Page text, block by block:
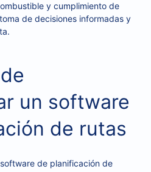
y cumplimiento de
de decisiones informadas y
un software
de rutas
de planificación de